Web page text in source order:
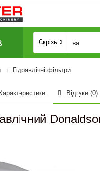
Скрізь
Гідравлічні фільтри
Відгуки (0)